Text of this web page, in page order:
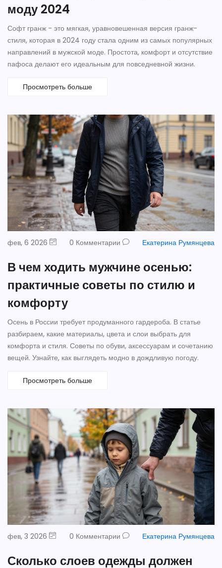
моду 2024
Софт гранж - это мягкая, уравновешенная версия гранж-
стиля, которая в 2024 году стала одним из самых популярных
направлений в мужской моде. Простота, комфорт и отсутствие
пафоса делают его идеальным для повседневной жизни.
Просмотреть больше
фев, 6 2026 0 Комментарии Екатерина Румянцева
В чем ходить мужчине осенью:
практичные советы по стилю и
комфорту
Осень в России требует продуманного гардероба. В статье
разбираем, какие материалы, цвета и слои выбрать для
комфорта и стиля. Советы по обуви, аксессуарам и сочетанию
вещей. Узнайте, как выглядеть модно в дождливую погоду.
Просмотреть больше
фев, 3 2026 0 Комментарии Екатерина Румянцева
Сколько слоев одежды должен